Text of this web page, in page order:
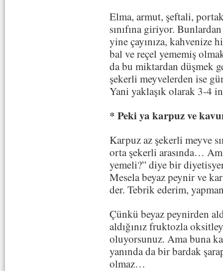
Elma, armut, şeftali,
sınıfına giriyor.
yine çayınıza, kahvenize
bal ve reçel yememiş
da bu miktardan düşmek
şekerli meyvelerden ise
Yani yaklaşık olarak 3-4
* Peki ya karpuz ve
Karpuz az şekerli meyve
orta şekerli arasında…
yemeli?” diye bir
Mesela beyaz peynir ve
der. Tebrik ederim,
Çünkü beyaz peynirden
aldığınız fruktozla
oluyorsunuz. Ama buna
yanında da bir bardak
olmaz…